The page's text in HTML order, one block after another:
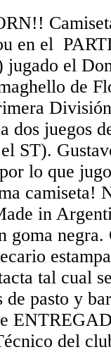
en el
jugado el
de
dos juegos
ST).
lo que
camiseta!
in
goma
tal cual
de pasto y
del